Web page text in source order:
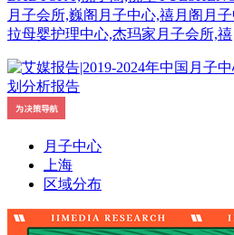
月子会所,巍阁月子中心,禧月阁月
拉母婴护理中心,杰玛家月子会所,禧
月子中心
上海
区域分布